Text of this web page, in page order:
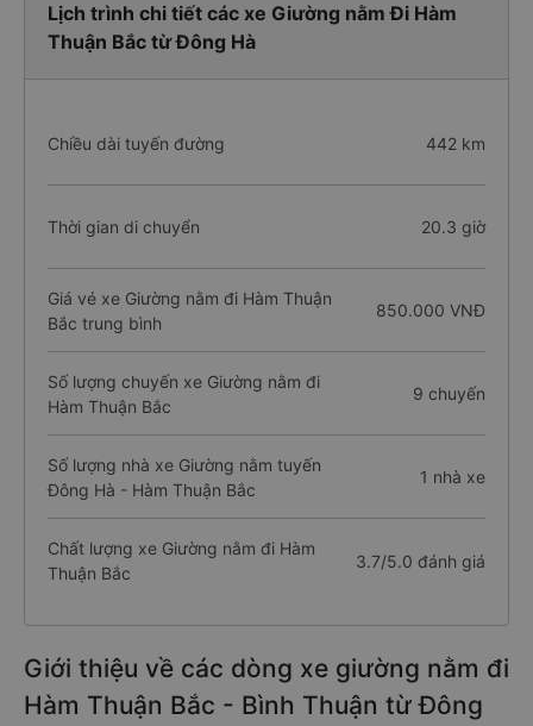
Lịch trình chi tiết các xe Giường nằm Đi Hàm
Thuận Bắc từ Đông Hà
Chiều dài tuyến đường 442 km
Thời gian di chuyển 20.3 giờ
Giá vé xe Giường nằm đi Hàm Thuận
Bắc trung bình
850.000 VNĐ
Số lượng chuyến xe Giường nằm đi
Hàm Thuận Bắc
9 chuyến
Số lượng nhà xe Giường nằm tuyến
Đông Hà - Hàm Thuận Bắc
1 nhà xe
Chất lượng xe Giường nằm đi Hàm
Thuận Bắc
3.7/5.0 đánh giá
Giới thiệu về các dòng xe giường nằm đi
Hàm Thuận Bắc - Bình Thuận từ Đông